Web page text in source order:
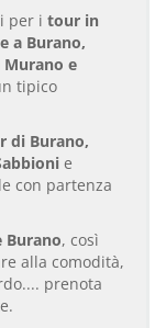
per i tour in
a Burano,
Murano e
tipico
di Burano,
e
con partenza
Burano, così
alla comodità,
prenota